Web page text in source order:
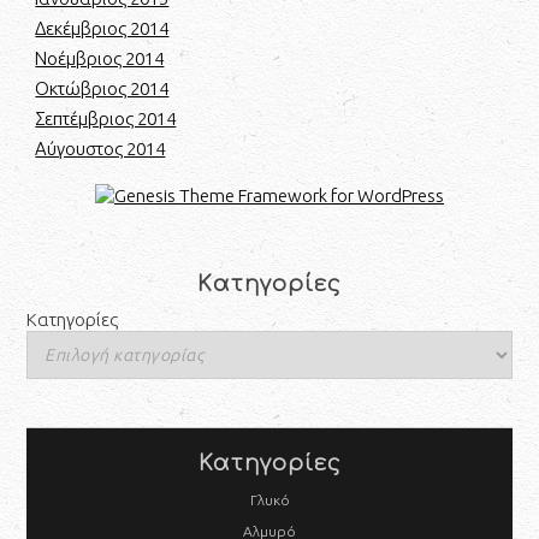
Δεκέμβριος 2014
Νοέμβριος 2014
Οκτώβριος 2014
Σεπτέμβριος 2014
Αύγουστος 2014
Kατηγορίες
Kατηγορίες
Κατηγορίες
Γλυκό
Αλμυρό